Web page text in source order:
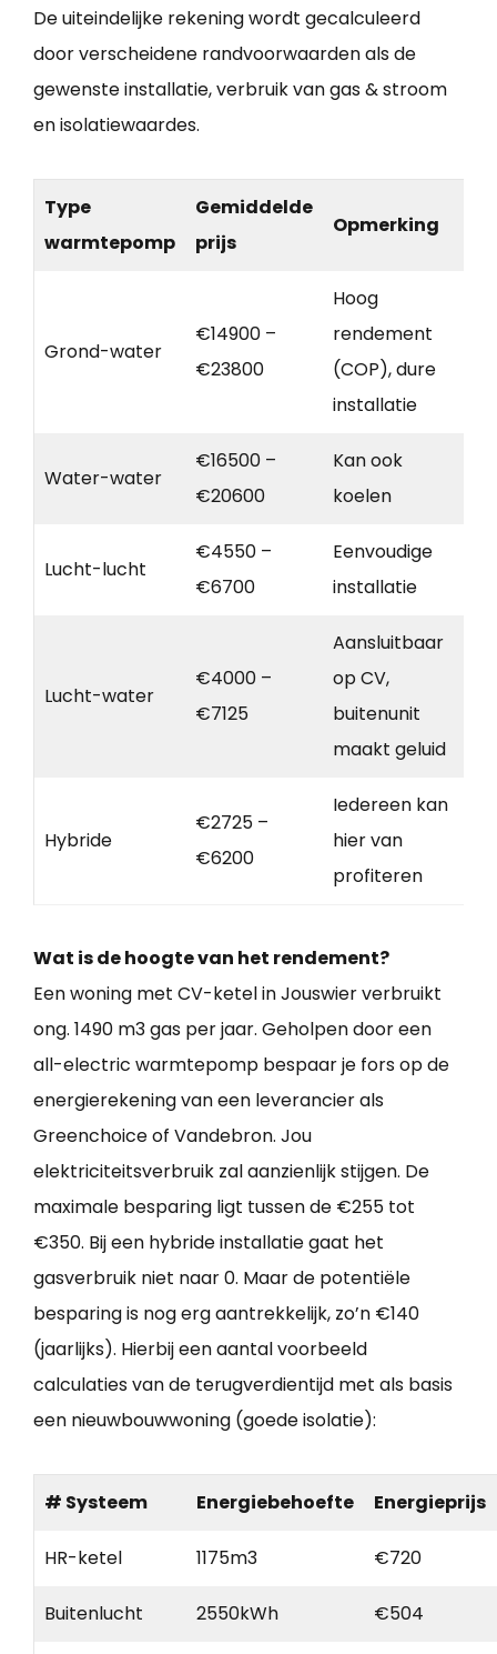
De uiteindelijke rekening wordt gecalculeerd
door verscheidene randvoorwaarden als de
gewenste installatie, verbruik van gas & stroom
en isolatiewaardes.
Type
warmtepomp
Gemiddelde
prijs
Opmerking
Grond-water
€14900 –
€23800
Hoog
rendement
(COP), dure
installatie
Water-water
€16500 –
€20600
Kan ook
koelen
Lucht-lucht
€4550 –
€6700
Eenvoudige
installatie
Lucht-water
€4000 –
€7125
Aansluitbaar
op CV,
buitenunit
maakt geluid
Hybride
€2725 –
€6200
Iedereen kan
hier van
profiteren
Wat is de hoogte van het rendement?
Een woning met CV-ketel in Jouswier verbruikt
ong. 1490 m3 gas per jaar. Geholpen door een
all-electric warmtepomp bespaar je fors op de
energierekening van een leverancier als
Greenchoice of Vandebron. Jou
elektriciteitsverbruik zal aanzienlijk stijgen. De
maximale besparing ligt tussen de €255 tot
€350. Bij een hybride installatie gaat het
gasverbruik niet naar 0. Maar de potentiële
besparing is nog erg aantrekkelijk, zo’n €140
(jaarlijks). Hierbij een aantal voorbeeld
calculaties van de terugverdientijd met als basis
een nieuwbouwwoning (goede isolatie):
# Systeem Energiebehoefte Energieprijs
HR-ketel 1175m3 €720
Buitenlucht 2550kWh €504